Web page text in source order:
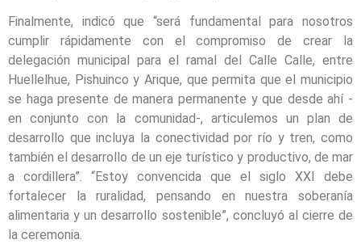
Finalmente, indicó que “será fundamental para nosotros
cumplir rápidamente con el compromiso de crear la
delegación municipal para el ramal del Calle Calle, entre
Huellelhue, Pishuinco y Arique, que permita que el municipio
se haga presente de manera permanente y que desde ahí -
en conjunto con la comunidad-, articulemos un plan de
desarrollo que incluya la conectividad por río y tren, como
también el desarrollo de un eje turístico y productivo, de mar
a cordillera”. “Estoy convencida que el siglo XXI debe
fortalecer la ruralidad, pensando en nuestra soberanía
alimentaria y un desarrollo sostenible”, concluyó al cierre de
la ceremonia.